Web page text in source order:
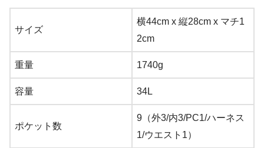
サイズ
横44cm x 縦28cm x マチ1
2cm
重量 1740g
容量 34L
ポケット数
9（外3/内3/PC1/ハーネス
1/ウエスト1）